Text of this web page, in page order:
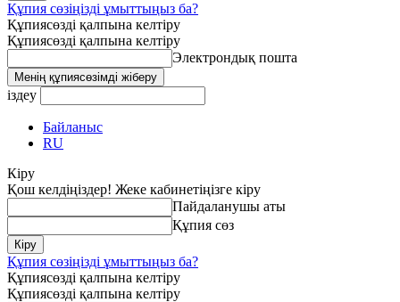
Құпия сөзіңізді ұмыттыңыз ба?
Құпиясөзді қалпына келтіру
Құпиясөзді қалпына келтіру
Электрондық пошта
іздеу
Байланыс
RU
Кіру
Қош келдіңіздер! Жеке кабинетіңізге кіру
Пайдаланушы аты
Құпия сөз
Құпия сөзіңізді ұмыттыңыз ба?
Құпиясөзді қалпына келтіру
Құпиясөзді қалпына келтіру